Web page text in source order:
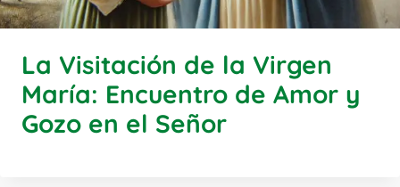
La Visitación de la Virgen
María: Encuentro de Amor y
Gozo en el Señor